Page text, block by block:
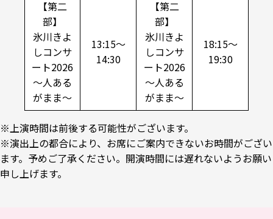
【第二
部】
氷川きよ
しコンサ
ート2026
～人ある
がまま～
13:15～
14:30
【第二
部】
氷川きよ
しコンサ
ート2026
～人ある
がまま～
18:15～
19:30
※上演時間は前後する可能性がございます。
※演出上の都合により、お席にご案内できないお時間がござい
ます。予めご了承ください。開演時間には遅れないようお願い
申し上げます。